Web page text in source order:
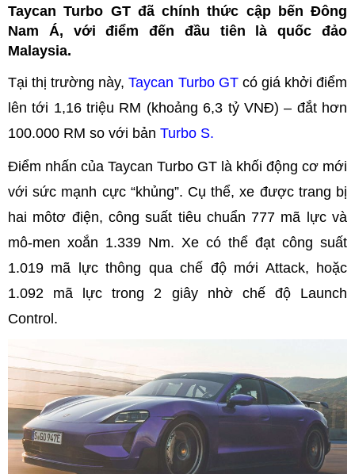
Taycan Turbo GT đã chính thức cập bến Đông
Nam Á, với điểm đến đầu tiên là quốc đảo
Malaysia.
Tại thị trường này,Taycan Turbo GTcó giá khởi điểm
lên tới 1,16 triệu RM (khoảng 6,3 tỷ VNĐ) – đắt hơn
100.000 RM so với bản Turbo S.
Điểm nhấn của Taycan Turbo GT là khối động cơ mới
với sức mạnh cực “khủng”. Cụ thể, xe được trang bị
hai môtơ điện, công suất tiêu chuẩn 777 mã lực và
mô-men xoắn 1.339 Nm. Xe có thể đạt công suất
1.019 mã lực thông qua chế độ mới Attack, hoặc
1.092 mã lực trong 2 giây nhờ chế độ Launch
Control.